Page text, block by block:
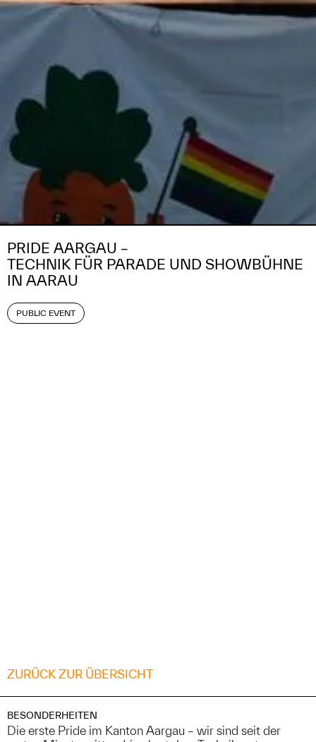
PRIDE AARGAU –
TECHNIK FÜR PARADE UND SHOWBÜHNE
IN AARAU
PUBLIC EVENT
ZURÜCK ZUR ÜBERSICHT
BESONDERHEITEN
Die erste Pride im Kanton Aargau – wir sind seit der
TON AN